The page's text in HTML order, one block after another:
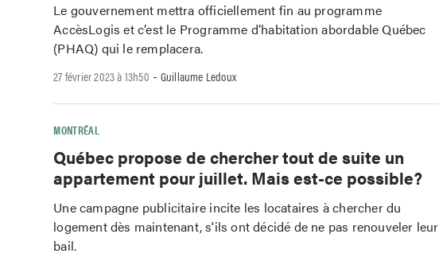
Le gouvernement mettra officiellement fin au programme
AccèsLogis et c’est le Programme d’habitation abordable Québec
(PHAQ) qui le remplacera.
27 février 2023 à 13h50 -Guillaume Ledoux
MONTRÉAL
Québec propose de chercher tout de suite un
appartement pour juillet. Mais est-ce possible?
Une campagne publicitaire incite les locataires à chercher du
logement dès maintenant, s'ils ont décidé de ne pas renouveler leur
bail.